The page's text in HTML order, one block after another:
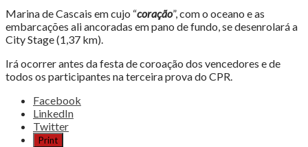
Marina de Cascais em cujo “coração”, com o oceano e as
embarcações ali ancoradas em pano de fundo, se desenrolará a
City Stage (1,37 km).
Irá ocorrer antes da festa de coroação dos vencedores e de
todos os participantes na terceira prova do CPR.
Share
post
"RALLY
Facebook
LinkedIn
Twitter
Print